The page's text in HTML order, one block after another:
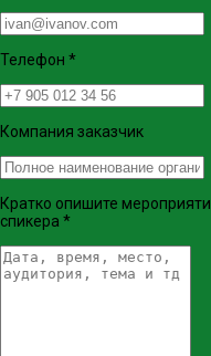
Телефон *
Компания заказчик
Кратко опишите
спикера *